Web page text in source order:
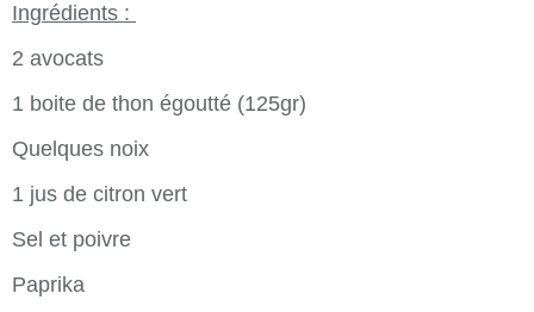
Ingrédients :
2 avocats
1 boite de thon égoutté (125gr)
Quelques noix
1 jus de citron vert
Sel et poivre
Paprika